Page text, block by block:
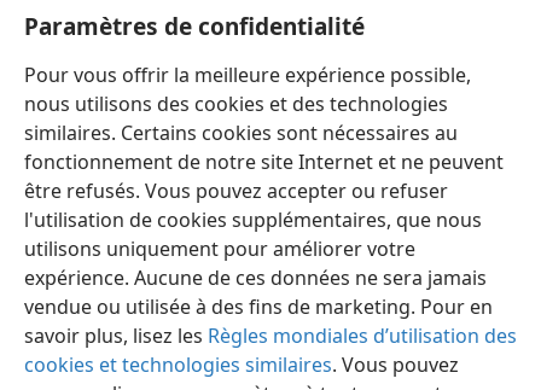
Paramètres de confidentialité
Pour vous offrir la meilleure expérience possible,
nous utilisons des cookies et des technologies
similaires. Certains cookies sont nécessaires au
fonctionnement de notre site Internet et ne peuvent
être refusés. Vous pouvez accepter ou refuser
l'utilisation de cookies supplémentaires, que nous
utilisons uniquement pour améliorer votre
expérience. Aucune de ces données ne sera jamais
vendue ou utilisée à des fins de marketing. Pour en
savoir plus, lisez les Règles mondiales d’utilisation des
cookies et technologies similaires. Vous pouvez
La paix et la sécurité véritables : d’où viendront-elles ?
Réveillez-vous ! 1991
Français Préférences
Copyright © 2026 Watch Tower Bible and Tract Society of Pennsylvania
Conditions d’utilisation
Règles de confidentialité
Paramètres de confidentialité
JW.ORG Se connecter